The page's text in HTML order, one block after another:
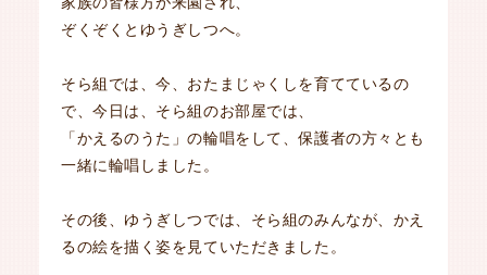
ぞくぞくとゆうぎしつへ。
そら組では、今、おたまじゃくしを育てているの
で、今日は、そら組のお部屋では、
「かえるのうた」の輪唱をして、保護者の方々とも
一緒に輪唱しました。
その後、ゆうぎしつでは、そら組のみんなが、かえ
るの絵を描く姿を見ていただきました。